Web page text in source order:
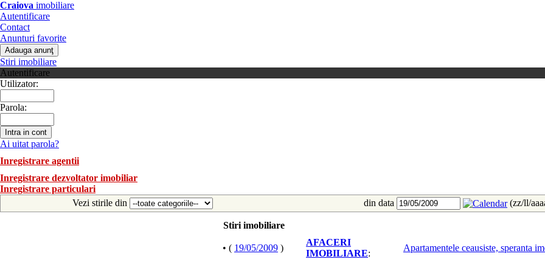
Craiova imobiliare
Autentificare
Contact
Anunturi favorite
Stiri imobiliare
Autentificare
Utilizator:
Parola:
Ai uitat parola?
Inregistrare agentii
Inregistrare dezvoltator imobiliar
Inregistrare particulari
Vezi stirile din
din data (zz/ll/
Stiri imobiliare
• ( 19/05/2009 )
AFACERI
IMOBILIARE:
Apartamentele ceausiste, speranta